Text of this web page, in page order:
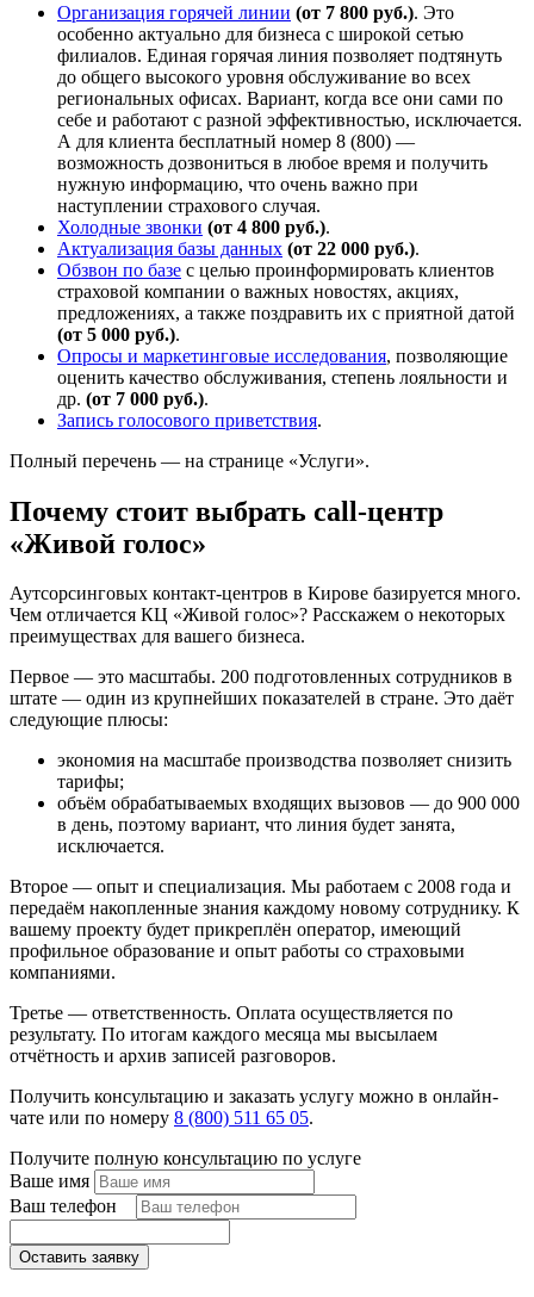
Организация горячей линии (от 7 800 руб.). Это
особенно актуально для бизнеса с широкой сетью
филиалов. Единая горячая линия позволяет подтянуть
до общего высокого уровня обслуживание во всех
региональных офисах. Вариант, когда все они сами по
себе и работают с разной эффективностью, исключается.
А для клиента бесплатный номер 8 (800) —
возможность дозвониться в любое время и получить
нужную информацию, что очень важно при
наступлении страхового случая.
Холодные звонки (от 4 800 руб.).
Актуализация базы данных (от 22 000 руб.).
Обзвон по базе с целью проинформировать клиентов
страховой компании о важных новостях, акциях,
предложениях, а также поздравить их с приятной датой
(от 5 000 руб.).
Опросы и маркетинговые исследования, позволяющие
оценить качество обслуживания, степень лояльности и
др. (от 7 000 руб.).
Запись голосового приветствия.
Полный перечень — на странице «Услуги».
Почему стоит выбрать call-центр
«Живой голос»
Аутсорсинговых контакт-центров в Кирове базируется много.
Чем отличается КЦ «Живой голос»? Расскажем о некоторых
преимуществах для вашего бизнеса.
Первое — это масштабы. 200 подготовленных сотрудников в
штате — один из крупнейших показателей в стране. Это даёт
следующие плюсы:
экономия на масштабе производства позволяет снизить
тарифы;
объём обрабатываемых входящих вызовов — до 900 000
в день, поэтому вариант, что линия будет занята,
исключается.
Второе — опыт и специализация. Мы работаем с 2008 года и
передаём накопленные знания каждому новому сотруднику. К
вашему проекту будет прикреплён оператор, имеющий
профильное образование и опыт работы со страховыми
компаниями.
Третье — ответственность. Оплата осуществляется по
результату. По итогам каждого месяца мы высылаем
отчётность и архив записей разговоров.
Получить консультацию и заказать услугу можно в онлайн-
чате или по номеру 8 (800) 511 65 05.
Получите полную консультацию по услуге
Ваше имя
Ваш телефон
Оставить заявку